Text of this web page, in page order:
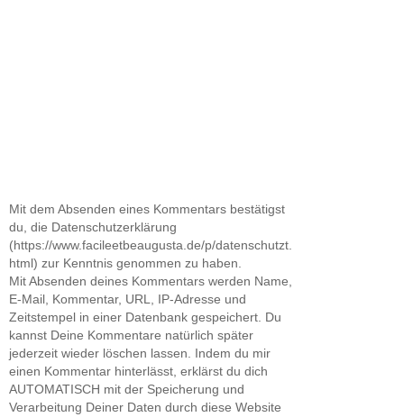
Mit dem Absenden eines Kommentars bestätigst
du, die Datenschutzerklärung
(https://www.facileetbeaugusta.de/p/datenschutzt.
html) zur Kenntnis genommen zu haben.
Mit Absenden deines Kommentars werden Name,
E-Mail, Kommentar, URL, IP-Adresse und
Zeitstempel in einer Datenbank gespeichert. Du
kannst Deine Kommentare natürlich später
jederzeit wieder löschen lassen. Indem du mir
einen Kommentar hinterlässt, erklärst du dich
AUTOMATISCH mit der Speicherung und
Verarbeitung Deiner Daten durch diese Website